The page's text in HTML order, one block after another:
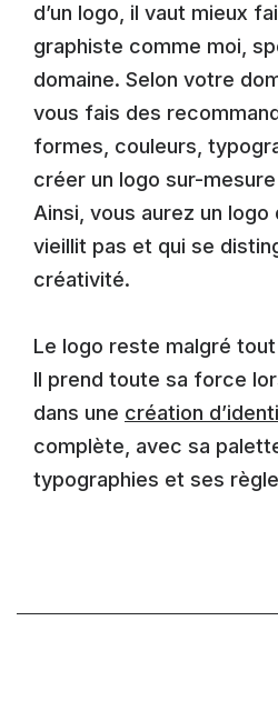
d’un logo, il vaut mieux
graphiste comme moi,
domaine. Selon votre
vous fais des
formes, couleurs,
créer un logo sur-
Ainsi, vous aurez un logo
vieillit pas et qui se
créativité.
Le logo reste malgré
Il prend toute sa force
dans une création
complète, avec sa
typographies et ses